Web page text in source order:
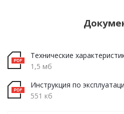
Технические
1,5 мб
Инструкция по
551 кб